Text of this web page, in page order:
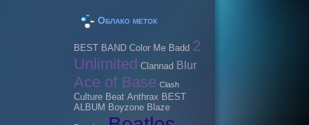
Облако меток
BEST BAND Color Me Badd 2
Unlimited Clannad Blur
Ace of Base Clash
Culture Beat Anthrax BEST
ALBUM Boyzone Blaze